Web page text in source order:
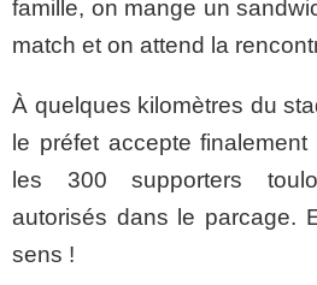
famille, on mange un
match et on attend la
À quelques kilomètres du
le préfet accepte finalement
les 300 supporters
autorisés dans le parcage.
sens !